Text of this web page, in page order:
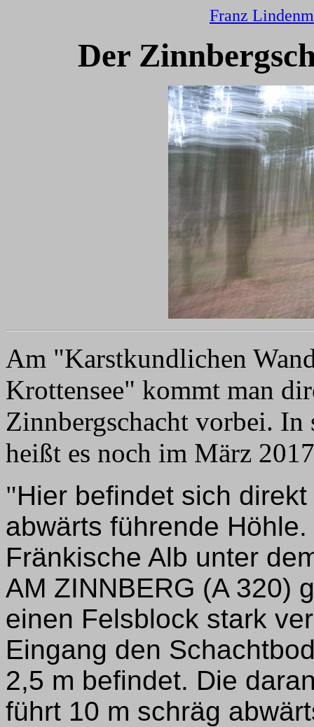
Franz
Der
Am "Karstkundlichen
Krottensee" kommt man
Zinnbergschacht vorbei.
heißt es noch im März
"Hier befindet sich
abwärts führende
Fränkische Alb unter
AM ZINNBERG (A 320)
einen Felsblock stark
Eingang den
2,5 m befindet. Die
führt 10 m schräg